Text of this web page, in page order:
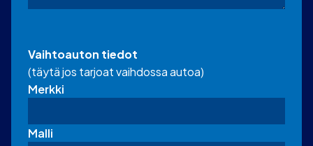
Vaihtoauton tiedot
(täytä jos tarjoat vaihdossa autoa)
Merkki
Malli